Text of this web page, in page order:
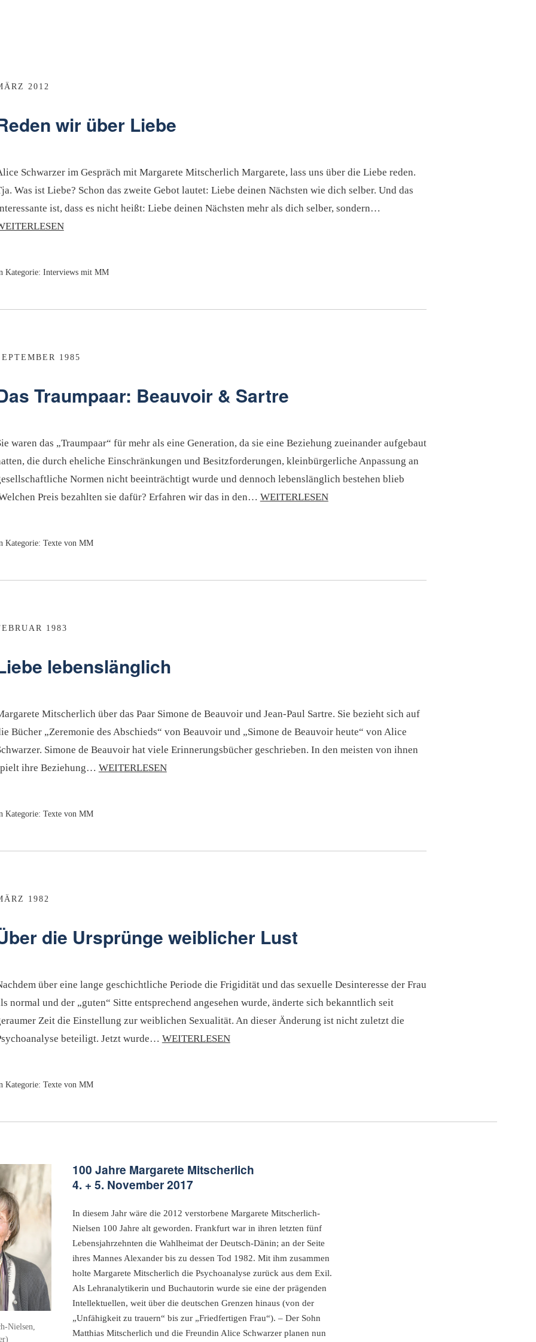
2012
wir über Liebe
Schwarzer im Gespräch mit Margarete Mitscherlich Margarete, lass uns über die Liebe reden.
Was ist Liebe? Schon das zweite Gebot lautet: Liebe deinen Nächsten wie dich selber. Und das
ist, dass es nicht heißt: Liebe deinen Nächsten mehr als dich selber, sondern…
Kategorie: Interviews mit MM
1985
Traumpaar: Beauvoir & Sartre
waren das „Traumpaar“ für mehr als eine Generation, da sie eine Beziehung zueinander aufgebaut
die durch eheliche Einschränkungen und Besitzforderungen, kleinbürgerliche Anpassung an
Normen nicht beeinträchtigt wurde und dennoch lebenslänglich bestehen blieb
Preis bezahlten sie dafür? Erfahren wir das in den… WEITERLESEN
Kategorie: Texte von MM
1983
lebenslänglich
Mitscherlich über das Paar Simone de Beauvoir und Jean-Paul Sartre. Sie bezieht sich auf
Bücher „Zeremonie des Abschieds“ von Beauvoir und „Simone de Beauvoir heute“ von Alice
Simone de Beauvoir hat viele Erinnerungsbücher geschrieben. In den meisten von ihnen
ihre Beziehung… WEITERLESEN
Kategorie: Texte von MM
1982
die Ursprünge weiblicher Lust
über eine lange geschichtliche Periode die Frigidität und das sexuelle Desinteresse der Frau
normal und der „guten“ Sitte entsprechend angesehen wurde, änderte sich bekanntlich seit
Zeit die Einstellung zur weiblichen Sexualität. An dieser Änderung ist nicht zuletzt die
beteiligt. Jetzt wurde… WEITERLESEN
Kategorie: Texte von MM
Nielsen,
100 Jahre Margarete Mitscherlich
4. + 5. November 2017
In diesem Jahr wäre die 2012 verstorbene Margarete Mitscherlich-
Nielsen 100 Jahre alt geworden. Frankfurt war in ihren letzten fünf
Lebensjahrzehnten die Wahlheimat der Deutsch-Dänin; an der Seite
ihres Mannes Alexander bis zu dessen Tod 1982. Mit ihm zusammen
holte Margarete Mitscherlich die Psychoanalyse zurück aus dem Exil.
Als Lehranalytikerin und Buchautorin wurde sie eine der prägenden
Intellektuellen, weit über die deutschen Grenzen hinaus (von der
„Unfähigkeit zu trauern“ bis zur „Friedfertigen Frau“). – Der Sohn
Matthias Mitscherlich und die Freundin Alice Schwarzer planen nun